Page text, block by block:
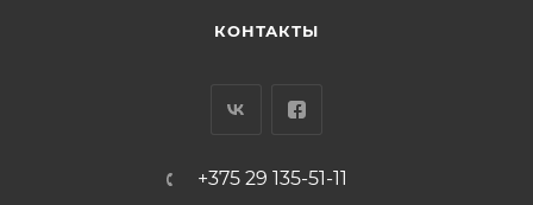
КОНТАКТЫ
+375 29 135-51-11